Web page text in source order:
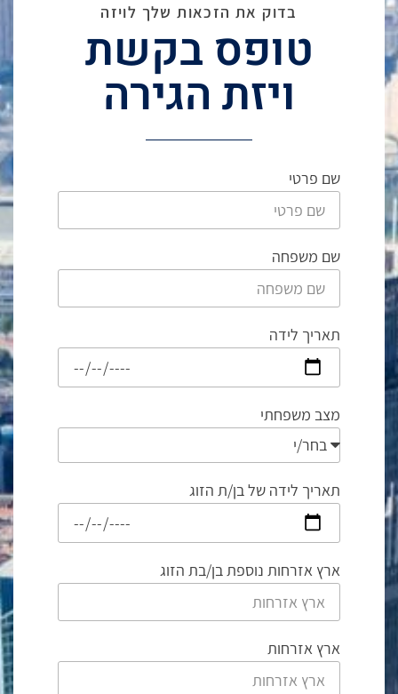
בדוק את הזכאות שלך לויזה
טופס בקשת
ויזת הגירה
שם פרטי
שם משפחה
תאריך לידה
מצב משפחתי
תאריך לידה של בן/ת הזוג
ארץ אזרחות נוספת בן/בת הזוג
ארץ אזרחות